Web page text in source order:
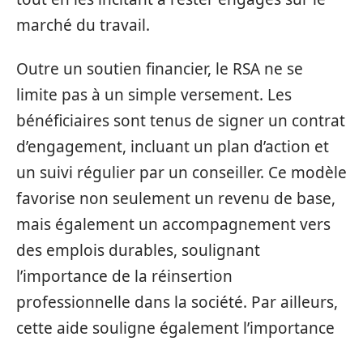
marché du travail.
Outre un soutien financier, le RSA ne se
limite pas à un simple versement. Les
bénéficiaires sont tenus de signer un contrat
d’engagement, incluant un plan d’action et
un suivi régulier par un conseiller. Ce modèle
favorise non seulement un revenu de base,
mais également un accompagnement vers
des emplois durables, soulignant
l’importance de la réinsertion
professionnelle dans la société. Par ailleurs,
cette aide souligne également l’importance